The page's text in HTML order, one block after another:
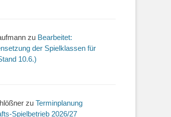
zu Bearbeitet:
der Spielklassen für
10.6.)
zu Terminplanung
Spielbetrieb 2026/27